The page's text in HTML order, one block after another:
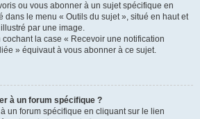
ou vous abonner à un sujet spécifique en
dans le menu « Outils du sujet », situé en haut et
par une image.
la case « Recevoir une notification
» équivaut à vous abonner à ce sujet.
à un forum spécifique ?
un forum spécifique en cliquant sur le lien